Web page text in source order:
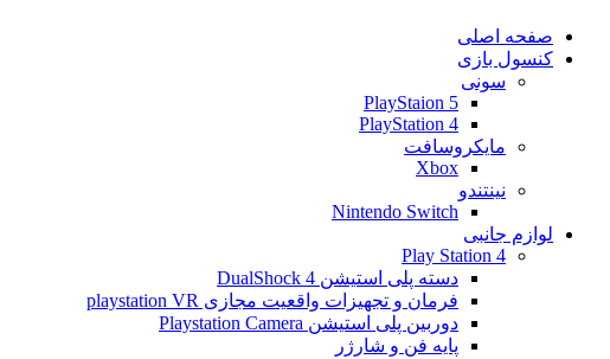
صفحه اصلی
کنسول بازی
سونی
PlayStaion 5
PlayStation 4
مایکروسافت
Xbox
نینتندو
Nintendo Switch
لوازم جانبی
Play Station 4
دسته پلی استیشن 4 DualShock
فرمان و تجهیزات واقعیت مجازی playstation VR
دوربین پلی استیشن Playstation Camera
پایه فن و شارژر